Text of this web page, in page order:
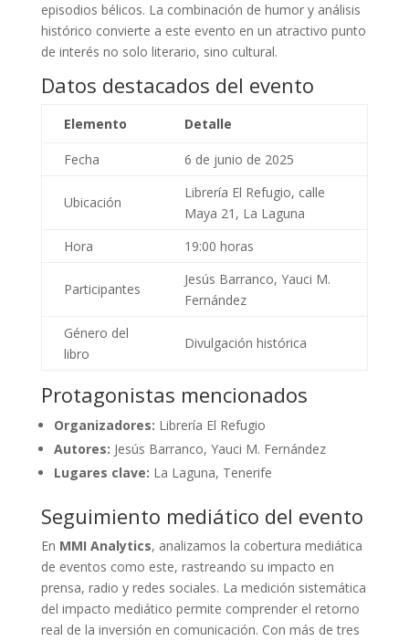
episodios bélicos. La combinación de humor y análisis
histórico convierte a este evento en un atractivo punto
de interés no solo literario, sino cultural.
Datos destacados del evento
Elemento Detalle
Fecha 6 de junio de 2025
Ubicación
Librería El Refugio, calle
Maya 21, La Laguna
Hora
19:00 horas
Participantes
Jesús Barranco, Yauci M.
Fernández
Género del
libro
Divulgación histórica
Protagonistas mencionados
Organizadores: Librería El Refugio
Autores: Jesús Barranco, Yauci M. Fernández
Lugares clave: La Laguna, Tenerife
Seguimiento mediático del evento
En MMI Analytics, analizamos la cobertura mediática
de eventos como este, rastreando su impacto en
prensa, radio y redes sociales. La medición sistemática
del impacto mediático permite comprender el retorno
real de la inversión en comunicación. Con más de tres